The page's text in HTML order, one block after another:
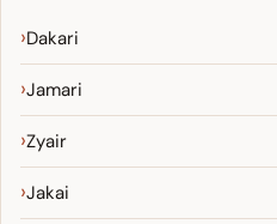
Dakari
Jamari
Zyair
Jakai